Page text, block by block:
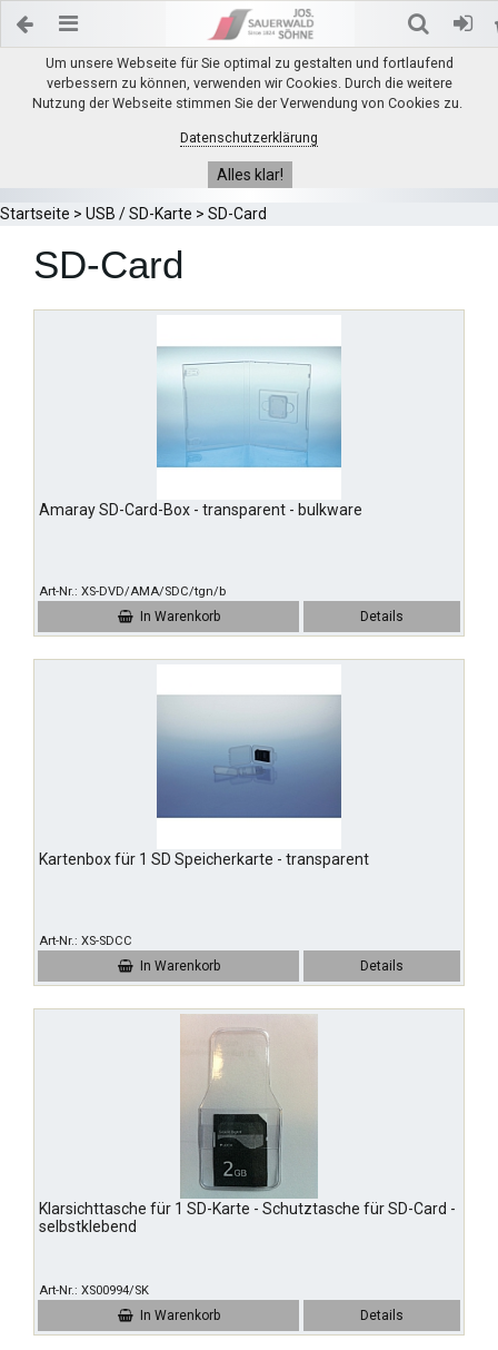
Um unsere Webseite für Sie optimal zu gestalten und fortlaufend
verbessern zu können, verwenden wir Cookies. Durch die weitere
Nutzung der Webseite stimmen Sie der Verwendung von Cookies zu.
Datenschutzerklärung
Alles klar!
Startseite > USB / SD-Karte > SD-Card
SD-Card
Amaray SD-Card-Box - transparent - bulkware
Art-Nr. XS-DVD/AMA/SDC/tgn/b
In Warenkorb Details
Kartenbox für 1 SD Speicherkarte - transparent
Art-Nr. XS-SDCC
In Warenkorb Details
Klarsichttasche für 1 SD-Karte - Schutztasche für SD-Card -
selbstklebend
Art-Nr. XS00994/SK
In Warenkorb Details